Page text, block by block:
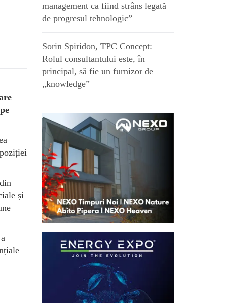
și
management ca fiind strâns legată
de progresul tehnologic”
Sorin Spiridon, TPC Concept:
Rolul consultantului este, în
principal, să fie un furnizor de
„knowledge”